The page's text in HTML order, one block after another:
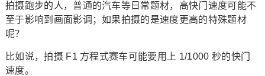
拍摄跑步的人，普通的汽车等日常题材，高快门速度可能不
至于影响到画面影调；如果拍摄的是速度更高的特殊题材
呢？
比如说，拍摄 F1 方程式赛车可能要用上 1/1000 秒的快门
速度。